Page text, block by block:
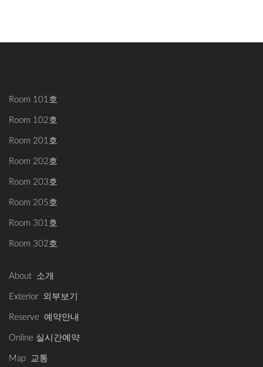
Room 101호
Room 102호
Room 201호
Room 202호
Room 203호
Room 205호
Room 301호
Room 302호
About 소개
Exterior 외부보기
Reserve 예약안내
Online 실시간예약
Map 교통